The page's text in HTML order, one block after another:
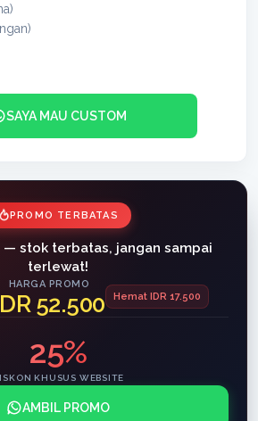
SAYA MAU CUSTOM
PROMO TERBATAS
— stok terbatas, jangan sampai
terlewat!
HARGA PROMO
52.500 Hemat IDR 17.500
25%
KHUSUS WEBSITE
AMBIL PROMO